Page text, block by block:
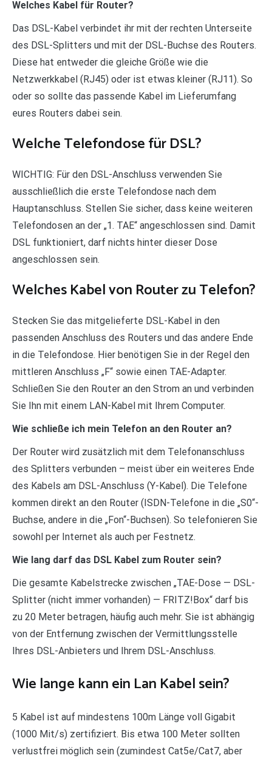
Welches Kabel für Router?
Das DSL-Kabel verbindet ihr mit der rechten Unterseite
des DSL-Splitters und mit der DSL-Buchse des Routers.
Diese hat entweder die gleiche Größe wie die
Netzwerkkabel (RJ45) oder ist etwas kleiner (RJ11). So
oder so sollte das passende Kabel im Lieferumfang
eures Routers dabei sein.
Welche Telefondose für DSL?
WICHTIG: Für den DSL-Anschluss verwenden Sie
ausschließlich die erste Telefondose nach dem
Hauptanschluss. Stellen Sie sicher, dass keine weiteren
Telefondosen an der „1. TAE“ angeschlossen sind. Damit
DSL funktioniert, darf nichts hinter dieser Dose
angeschlossen sein.
Welches Kabel von Router zu Telefon?
Stecken Sie das mitgelieferte DSL-Kabel in den
passenden Anschluss des Routers und das andere Ende
in die Telefondose. Hier benötigen Sie in der Regel den
mittleren Anschluss „F“ sowie einen TAE-Adapter.
Schließen Sie den Router an den Strom an und verbinden
Sie Ihn mit einem LAN-Kabel mit Ihrem Computer.
Wie schließe ich mein Telefon an den Router an?
Der Router wird zusätzlich mit dem Telefonanschluss
des Splitters verbunden – meist über ein weiteres Ende
des Kabels am DSL-Anschluss (Y-Kabel). Die Telefone
kommen direkt an den Router (ISDN-Telefone in die „S0“-
Buchse, andere in die „Fon“-Buchsen). So telefonieren Sie
sowohl per Internet als auch per Festnetz.
Wie lang darf das DSL Kabel zum Router sein?
Die gesamte Kabelstrecke zwischen „TAE-Dose — DSL-
Splitter (nicht immer vorhanden) — FRITZ!Box“ darf bis
zu 20 Meter betragen, häufig auch mehr. Sie ist abhängig
von der Entfernung zwischen der Vermittlungsstelle
Ihres DSL-Anbieters und Ihrem DSL-Anschluss.
Wie lange kann ein Lan Kabel sein?
5 Kabel ist auf mindestens 100m Länge voll Gigabit
(1000 Mit/s) zertifiziert. Bis etwa 100 Meter sollten
verlustfrei möglich sein (zumindest Cat5e/Cat7, aber